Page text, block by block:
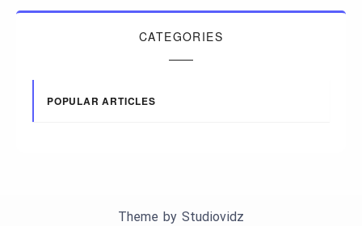
CATEGORIES
POPULAR ARTICLES
Theme by Studiovidz